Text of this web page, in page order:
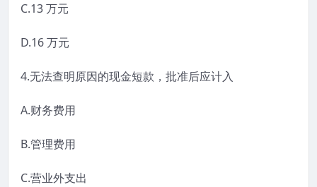
C.13 万元
D.16 万元
4.无法查明原因的现金短款，批准后应计入
A.财务费用
B.管理费用
C.营业外支出